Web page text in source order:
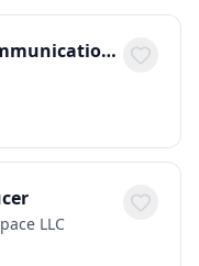
Marketing and Communications Specialist
LLC